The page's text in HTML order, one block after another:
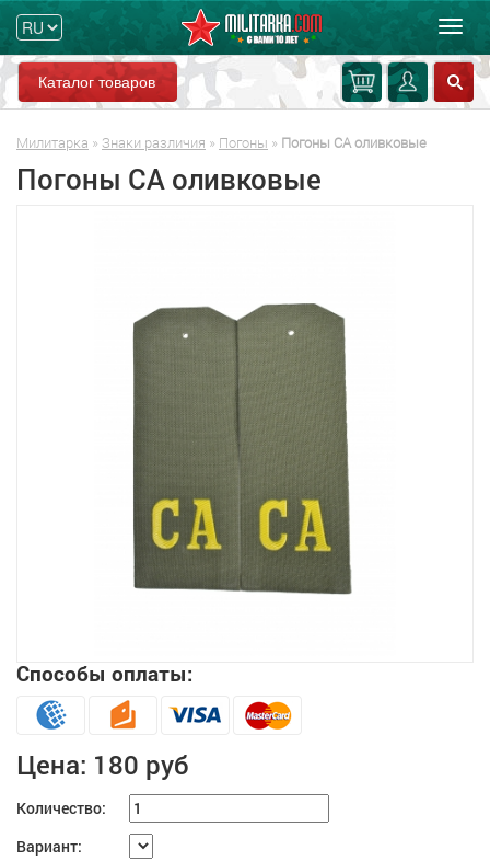
Каталог товаров
Милитарка » Знаки различия » Погоны » Погоны СА оливковые
Погоны СА оливковые
Способы оплаты:
Цена: 180 руб
Количество:
Вариант: